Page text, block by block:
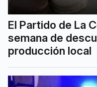
El Partido de La
semana de
producción local